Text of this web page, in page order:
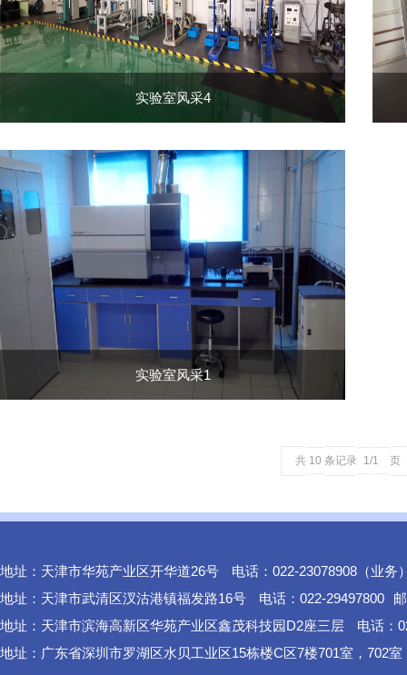
实验室风采4
实验室风采1
共 10 条记录 1/1 页
地址：天津市华苑产业区开华道26号
电话：022-23078908（业务
地址：天津市武清区汊沽港镇福发路16号
电话：022-29497800
地址：天津市滨海高新区华苑产业区鑫茂科技园D2座三层
电话：
地址：广东省深圳市罗湖区水贝工业区15栋楼C区7楼701室，702